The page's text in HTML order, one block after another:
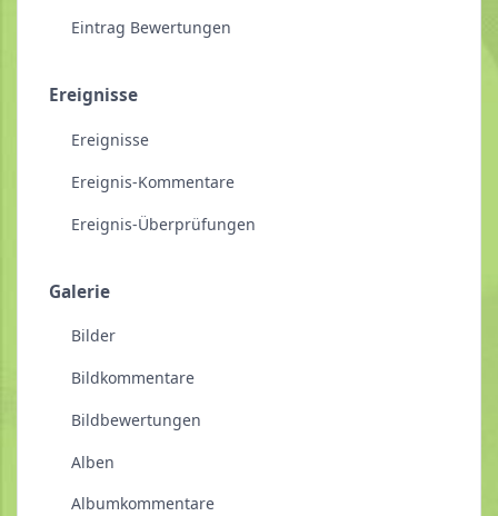
Eintrag Bewertungen
Ereignisse
Ereignisse
Ereignis-Kommentare
Ereignis-Überprüfungen
Galerie
Bilder
Bildkommentare
Bildbewertungen
Alben
Albumkommentare